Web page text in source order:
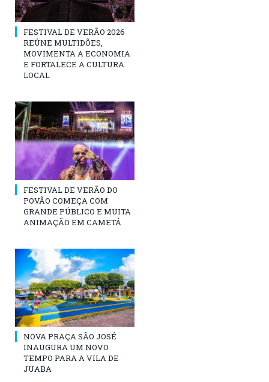
FESTIVAL DE VERÃO 2026
REÚNE MULTIDÕES,
MOVIMENTA A ECONOMIA
E FORTALECE A CULTURA
LOCAL
FESTIVAL DE VERÃO DO
POVÃO COMEÇA COM
GRANDE PÚBLICO E MUITA
ANIMAÇÃO EM CAMETÁ
NOVA PRAÇA SÃO JOSÉ
INAUGURA UM NOVO
TEMPO PARA A VILA DE
JUABA